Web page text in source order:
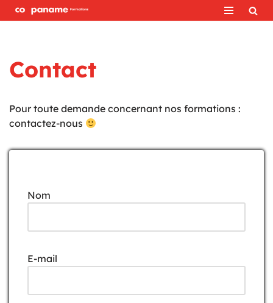
contenu
Contact
Pour toute demande concernant nos formations :
contactez-nous
Nom
E-mail